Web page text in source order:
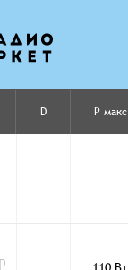
D P макс